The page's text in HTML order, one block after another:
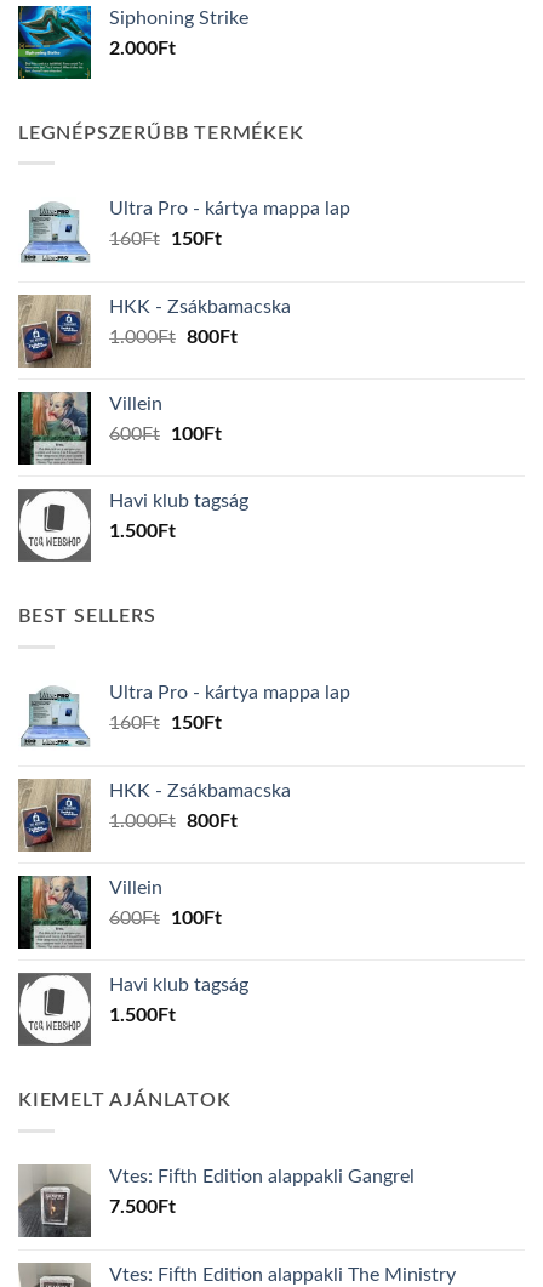
Siphoning Strike
2.000Ft
LEGNÉPSZERŰBB TERMÉKEK
Ultra Pro - kártya mappa lap
160Ft
Original
160Ft.
150FtCurrent
150Ft.
HKK - Zsákbamacska
1.000Ft Original
800FtCurrent
Villein
600Ft
Original
600Ft.
100FtCurrent
100Ft.
Havi klub tagság
1.500Ft
BEST SELLERS
Ultra Pro - kártya mappa lap
160Ft
Original
160Ft.
150FtCurrent
150Ft.
HKK - Zsákbamacska
1.000Ft Original
800FtCurrent
Villein
600Ft
Original
600Ft.
100FtCurrent
100Ft.
Havi klub tagság
1.500Ft
KIEMELT AJÁNLATOK
Vtes: Fifth Edition alappakli Gangrel
7.500Ft
Vtes: Fifth Edition alappakli The Ministry